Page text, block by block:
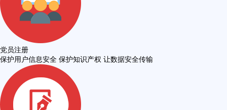
党员注册
保护用户信息安全 保护知识产权 让数据安全传输